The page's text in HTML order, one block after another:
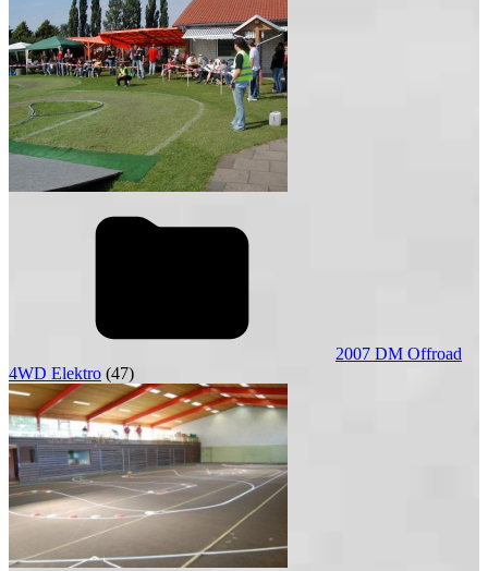
2007 DM Offroad
4WD Elektro (47)